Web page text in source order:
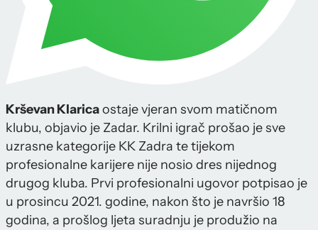
Krševan Klaricaostaje vjeran svom matičnom
klubu, objavio je Zadar. Krilni igrač prošao je sve
uzrasne kategorije KK Zadra te tijekom
profesionalne karijere nije nosio dres nijednog
drugog kluba. Prvi profesionalni ugovor potpisao je
u prosincu 2021. godine, nakon što je navršio 18
godina, a prošlog ljeta suradnju je produžio na